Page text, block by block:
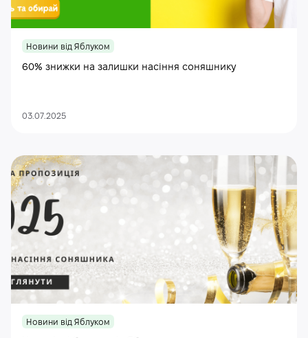
Новини від Яблуком
60% знижки на залишки насіння соняшнику
03.07.2025
Новини від Яблуком